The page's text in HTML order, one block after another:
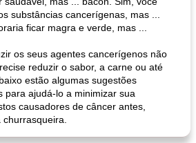
substâncias cancerígenas, mas ...
ficar magra e verde, mas ...
os seus agentes cancerígenos não
reduzir o sabor, a carne ou até
estão algumas sugestões
para ajudá-lo a minimizar sua
causadores de câncer antes,